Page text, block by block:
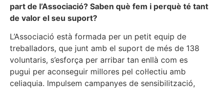
part de l’Associació? Saben què fem i perquè té tant
de valor el seu suport?
L’Associació està formada per un petit equip de
treballadors, que junt amb el suport de més de 138
voluntaris, s’esforça per arribar tan enllà com es
pugui per aconseguir millores pel col·lectiu amb
celiaquia. Impulsem campanyes de sensibilització,